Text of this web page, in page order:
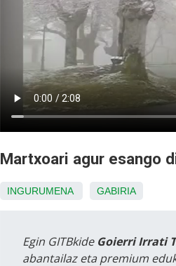
Martxoari agur esango
INGURUMENA GABIRIA
Egin GITBkide Goierri Irrati
abantailaz eta premium